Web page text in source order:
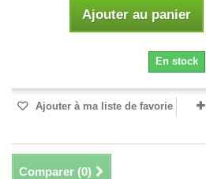
Ajouter au panier
En stock
Ajouter à ma liste de favorie
Comparer (0)